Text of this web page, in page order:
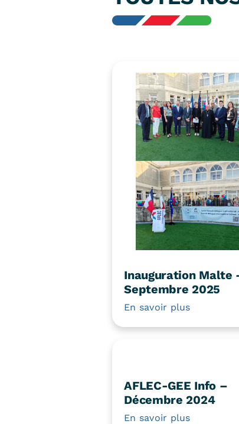
Inauguration Malte
Septembre 2025
En savoir plus
AFLEC-GEE Info –
Décembre 2024
En savoir plus